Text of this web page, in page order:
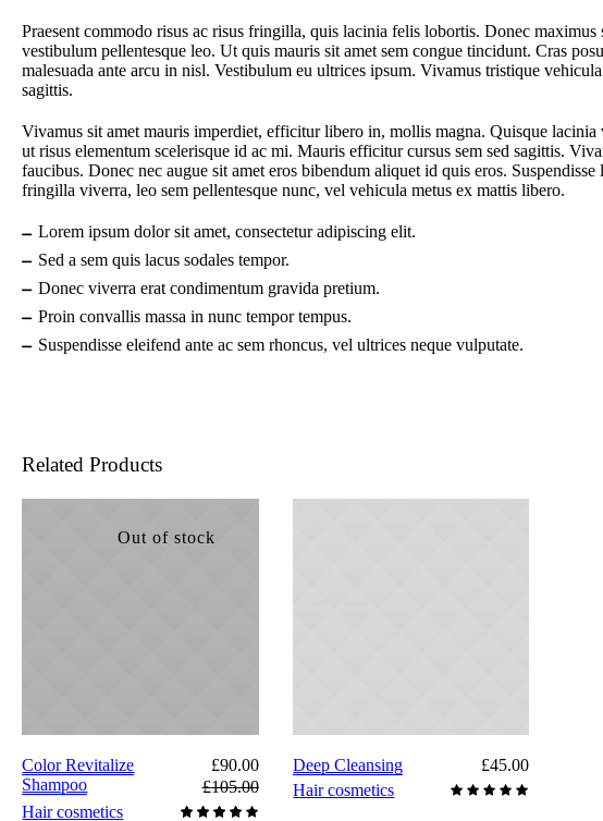
Praesent commodo risus ac risus fringilla, quis lacinia felis lobortis. Donec
vestibulum pellentesque leo. Ut quis mauris sit amet sem congue tincidunt. Cras
malesuada ante arcu in nisl. Vestibulum eu ultrices ipsum. Vivamus tristique
sagittis.
Vivamus sit amet mauris imperdiet, efficitur libero in, mollis magna. Quisque
ut risus elementum scelerisque id ac mi. Mauris efficitur cursus sem sed sagittis.
faucibus. Donec nec augue sit amet eros bibendum aliquet id quis eros.
fringilla viverra, leo sem pellentesque nunc, vel vehicula metus ex mattis libero.
Lorem ipsum dolor sit amet, consectetur adipiscing elit.
Sed a sem quis lacus sodales tempor.
Donec viverra erat condimentum gravida pretium.
Proin convallis massa in nunc tempor tempus.
Suspendisse eleifend ante ac sem rhoncus, vel ultrices neque vulputate.
Related Products
Out of stock
Color Revitalize
Shampoo
£105.00
Original
price
£90.00
Current
Hair cosmetics
ADD TO CART
Deep Cleansing £45.00
Hair cosmetics